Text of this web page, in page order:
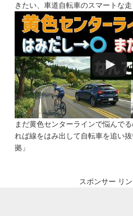
きたい、車道自転車のスマートな
まだ黄色センターラインで悩んで
れば線をはみ出して自転車を追い
拠」
スポンサー リ